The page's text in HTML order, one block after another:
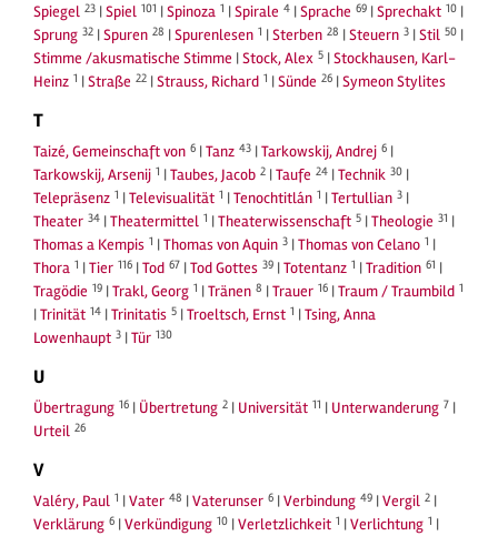
Spiegel 23 |Spiel 101 |Spinoza 1 |Spirale 4 |Sprache 69 |Sprechakt 10 |
Sprung 32 |Spuren 28 |Spurenlesen 1 |Sterben 28 |Steuern 3 |Stil 50 |
Stimme /akusmatische Stimme |Stock, Alex 5 |Stockhausen, Karl-
Heinz 1 |Straße 22 |Strauss, Richard 1 |Sünde 26 |Symeon Stylites
T
Taizé, Gemeinschaft von 6 |Tanz 43 |Tarkowskij, Andrej 6 |
Tarkowskij, Arsenij 1 |Taubes, Jacob 2 |Taufe 24 |Technik 30 |
Telepräsenz 1 |Televisualität 1 |Tenochtitlán 1 |Tertullian 3 |
Theater 34 |Theatermittel 1 |Theaterwissenschaft 5 |Theologie 31 |
Thomas a Kempis 1 |Thomas von Aquin 3 |Thomas von Celano 1 |
Thora 1 |Tier 116 |Tod 67 |Tod Gottes 39 |Totentanz 1 |Tradition 61 |
Tragödie 19 |Trakl, Georg 1 |Tränen 8 |Trauer 16 |Traum / Traumbild 1
|Trinität 14 |Trinitatis 5 |Troeltsch, Ernst 1 |Tsing, Anna
Lowenhaupt 3 |Tür 130
U
Übertragung 16 | Übertretung 2 | Universität 11 | Unterwanderung 7 |
Urteil 26
V
Valéry, Paul 1 |Vater 48 |Vaterunser 6 |Verbindung 49 |Vergil 2 |
Verklärung 6 |Verkündigung 10 |Verletzlichkeit 1 |Verlichtung 1 |